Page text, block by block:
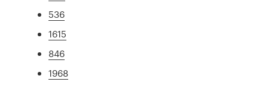
536
1615
846
1968